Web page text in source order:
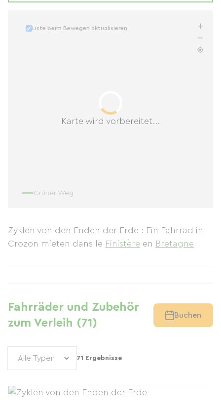
Karte wird vorbereitet...
Liste beim Bewegen aktualisieren
Grüner Weg
Zyklen von den Enden der Erde : Ein Fahrrad in
Crozon mieten dans le Finistère en Bretagne
Fahrräder und Zubehör
zum Verleih (71)
Buchen
71 Ergebnisse